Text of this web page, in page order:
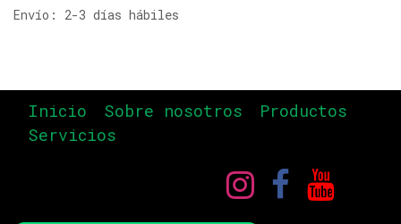
Envío: 2-3 días hábiles
Inicio Sobre nosotros
Productos
Servicios